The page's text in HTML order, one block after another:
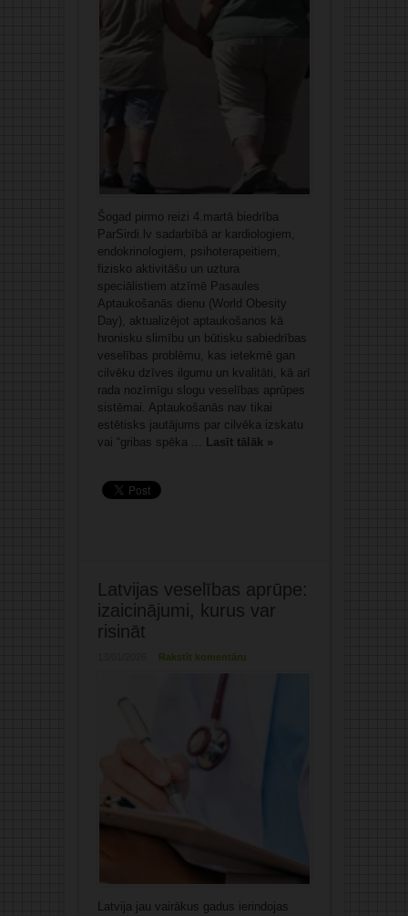
Šogad pirmo reizi 4.martā biedrība
ParSirdi.lv sadarbībā ar kardiologiem,
endokrinologiem, psihoterapeitiem,
fizisko aktivitāšu un uztura
speciālistiem atzīmē Pasaules
Aptaukošanās dienu (World Obesity
Day), aktualizējot aptaukošanos kā
hronisku slimību un būtisku sabiedrības
veselības problēmu, kas ietekmē gan
cilvēku dzīves ilgumu un kvalitāti, kā arī
rada nozīmīgu slogu veselības aprūpes
sistēmai. Aptaukošanās nav tikai
estētisks jautājums par cilvēka izskatu
vai “gribas spēka ... Lasīt tālāk »
Latvijas veselības aprūpe:
izaicinājumi, kurus var
risināt
Rakstīt komentāru
Latvija jau vairākus gadus ierindojas